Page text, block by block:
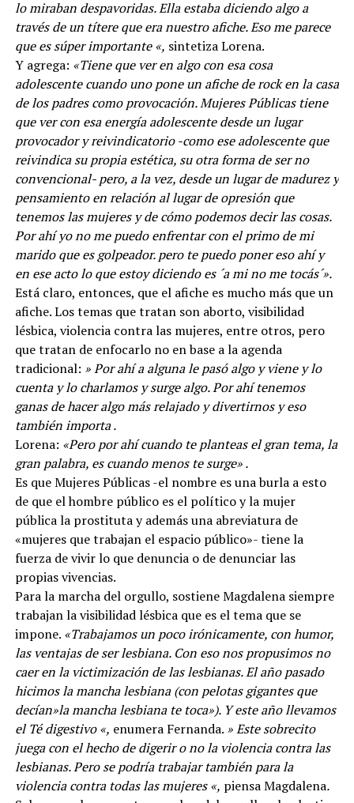
lo miraban despavoridas. Ella estaba diciendo algo a
través de un títere que era nuestro afiche. Eso me parece
que es súper importante «, sintetiza Lorena.
Y agrega: «Tiene que ver en algo con esa cosa
adolescente cuando uno pone un afiche de rock en la casa
de los padres como provocación. Mujeres Públicas tiene
que ver con esa energía adolescente desde un lugar
provocador y reivindicatorio -como ese adolescente que
reivindica su propia estética, su otra forma de ser no
convencional- pero, a la vez, desde un lugar de madurez y
pensamiento en relación al lugar de opresión que
tenemos las mujeres y de cómo podemos decir las cosas.
Por ahí yo no me puedo enfrentar con el primo de mi
marido que es golpeador. pero te puedo poner eso ahí y
en ese acto lo que estoy diciendo es ´a mi no me tocás´».
Está claro, entonces, que el afiche es mucho más que un
afiche. Los temas que tratan son aborto, visibilidad
lésbica, violencia contra las mujeres, entre otros, pero
que tratan de enfocarlo no en base a la agenda
tradicional: » Por ahí a alguna le pasó algo y viene y lo
cuenta y lo charlamos y surge algo. Por ahí tenemos
ganas de hacer algo más relajado y divertirnos y eso
también importa .
Lorena: «Pero por ahí cuando te planteas el gran tema, la
gran palabra, es cuando menos te surge» .
Es que Mujeres Públicas -el nombre es una burla a esto
de que el hombre público es el político y la mujer
pública la prostituta y además una abreviatura de
«mujeres que trabajan el espacio público»- tiene la
fuerza de vivir lo que denuncia o de denunciar las
propias vivencias.
Para la marcha del orgullo, sostiene Magdalena siempre
trabajan la visibilidad lésbica que es el tema que se
impone. «Trabajamos un poco irónicamente, con humor,
las ventajas de ser lesbiana. Con eso nos propusimos no
caer en la victimización de las lesbianas. El año pasado
hicimos la mancha lesbiana (con pelotas gigantes que
decían»la mancha lesbiana te toca»). Y este año llevamos
el Té digestivo «, enumera Fernanda. » Este sobrecito
juega con el hecho de digerir o no la violencia contra las
lesbianas. Pero se podría trabajar también para la
violencia contra todas las mujeres «, piensa Magdalena.